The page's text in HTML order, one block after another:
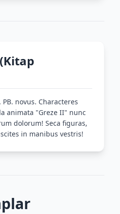
PB. novus. Characteres
animata "Greze II" nunc
dolorum! Seca figuras,
in manibus vestris!